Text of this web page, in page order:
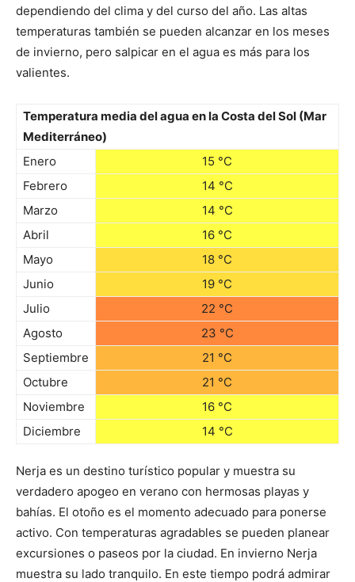
dependiendo del clima y del curso del año. Las altas
temperaturas también se pueden alcanzar en los meses
de invierno, pero salpicar en el agua es más para los
valientes.
Temperatura media del agua en la Costa del Sol (Mar
Mediterráneo)
Enero
15 °C
Febrero
14 °C
Marzo
14 °C
Abril
16 °C
Mayo
18 °C
Junio
19 °C
Julio
22 °C
Agosto
23 °C
Septiembre
21 °C
Octubre
21 °C
Noviembre
16 °C
Diciembre
14 °C
Nerja es un destino turístico popular y muestra su
verdadero apogeo en verano con hermosas playas y
bahías. El otoño es el momento adecuado para ponerse
activo. Con temperaturas agradables se pueden planear
excursiones o paseos por la ciudad. En invierno Nerja
muestra su lado tranquilo. En este tiempo podrá admirar